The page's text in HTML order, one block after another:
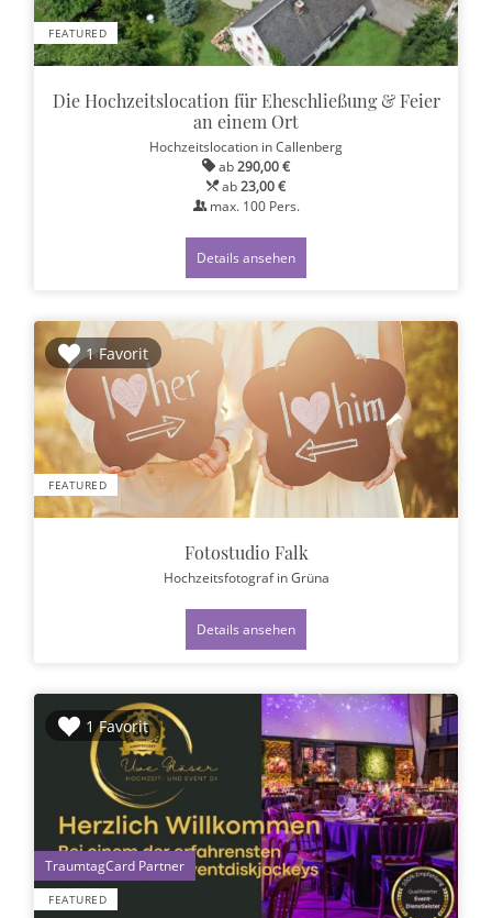
FEATURED
Die Hochzeitslocation für Eheschließung & Feier
an einem Ort
Hochzeitslocation in Callenberg
ab290,00 €
ab23,00 €
max. 100Pers.
Details ansehen
1 Favorit
FEATURED
Fotostudio Falk
Hochzeitsfotografin Grüna
Details ansehen
1 Favorit
FEATURED
1